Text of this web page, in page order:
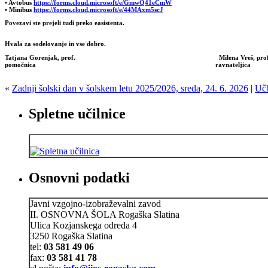
• Avtobus https://forms.cloud.microsoft/e/GmwQ41eCmW
• Minibus https://forms.cloud.microsoft/e/44MAxm5scJ
Povezavi ste prejeli tudi preko easistenta.
Hvala za sodelovanje in vse dobro.
Tatjana Gorenjak, prof. Milena Vreš,
pomočnica ravnateljica
« Zadnji šolski dan v šolskem letu 2025/2026, sreda, 24. 6. 2026 |
Spletne učilnice
Osnovni podatki
Javni vzgojno-izobraževalni zavod
II. OSNOVNA ŠOLA Rogaška Slatina
Ulica Kozjanskega odreda 4
3250 Rogaška Slatina
tel: 03 581 49 06
fax: 03 581 41 78